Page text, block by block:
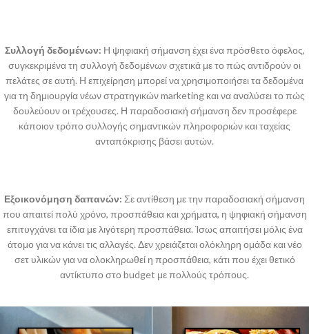
Συλλογή δεδομένων: Η ψηφιακή σήμανση έχει ένα πρόσθετο όφελος,
συγκεκριμένα τη συλλογή δεδομένων σχετικά με το πώς αντιδρούν οι
πελάτες σε αυτή. Η επιχείρηση μπορεί να χρησιμοποιήσει τα δεδομένα
για τη δημιουργία νέων στρατηγικών marketing και να αναλύσει το πώς
δουλεύουν οι τρέχουσες. Η παραδοσιακή σήμανση δεν προσέφερε
κάποιον τρόπο συλλογής σημαντικών πληροφοριών και ταχείας
ανταπόκρισης βάσει αυτών.
Εξοικονόμηση δαπανών: Σε αντίθεση με την παραδοσιακή σήμανση
που απαιτεί πολύ χρόνο, προσπάθεια και χρήματα, η ψηφιακή σήμανση
επιτυγχάνει τα ίδια με λιγότερη προσπάθεια. Ίσως απαιτήσει μόλις ένα
άτομο για να κάνει τις αλλαγές. Δεν χρειάζεται ολόκληρη ομάδα και νέο
σετ υλικών για να ολοκληρωθεί η προσπάθεια, κάτι που έχει θετικό
αντίκτυπο στο budget με πολλούς τρόπους.